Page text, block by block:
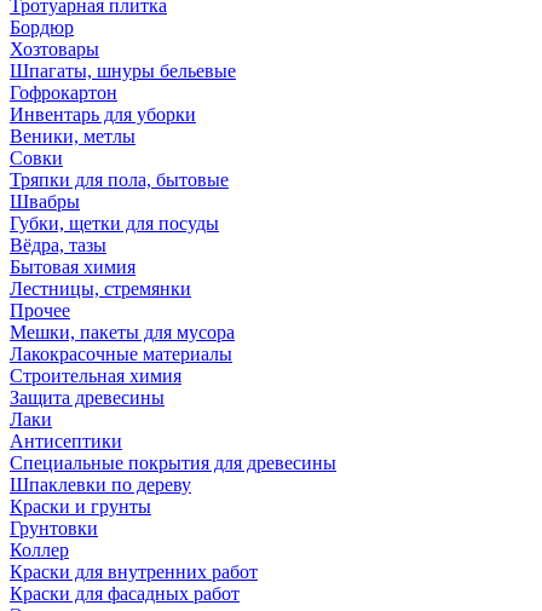
Тротуарная плитка
Бордюр
Хозтовары
Шпагаты, шнуры бельевые
Гофрокартон
Инвентарь для уборки
Веники, метлы
Совки
Тряпки для пола, бытовые
Швабры
Губки, щетки для посуды
Вёдра, тазы
Бытовая химия
Лестницы, стремянки
Прочее
Мешки, пакеты для мусора
Лакокрасочные материалы
Строительная химия
Защита древесины
Лаки
Антисептики
Специальные покрытия для древесины
Шпаклевки по дереву
Краски и грунты
Грунтовки
Коллер
Краски для внутренних работ
Краски для фасадных работ